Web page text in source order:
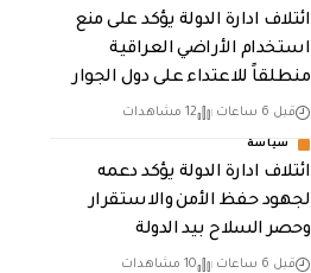
ائتلاف ادارة الدولة يؤكد على منع
استخدام الأراضي العراقية
منطلقاً للاعتداء على دول الجوار
قبل 6 ساعات 12 مشاهدات
سياسة
ائتلاف ادارة الدولة يؤكد دعمه
لجهود حفظ الأمن والاستقرار
وحصر السلاح بيد الدولة
قبل 6 ساعات 10 مشاهدات